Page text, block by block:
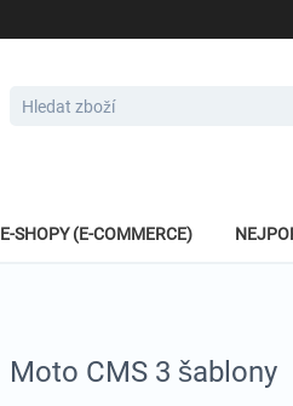
E-SHOPY (E-COMMERCE)
Moto CMS 3 šablony